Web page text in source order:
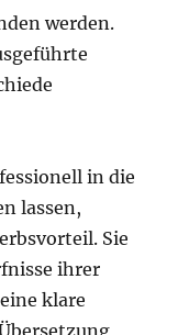
werden.
in die
lassen,
Sie
ihrer
klare